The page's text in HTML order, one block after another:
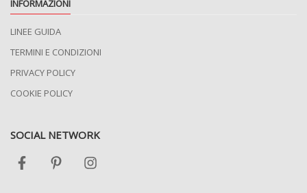
INFORMAZIONI
LINEE GUIDA
TERMINI E CONDIZIONI
PRIVACY POLICY
COOKIE POLICY
SOCIAL NETWORK